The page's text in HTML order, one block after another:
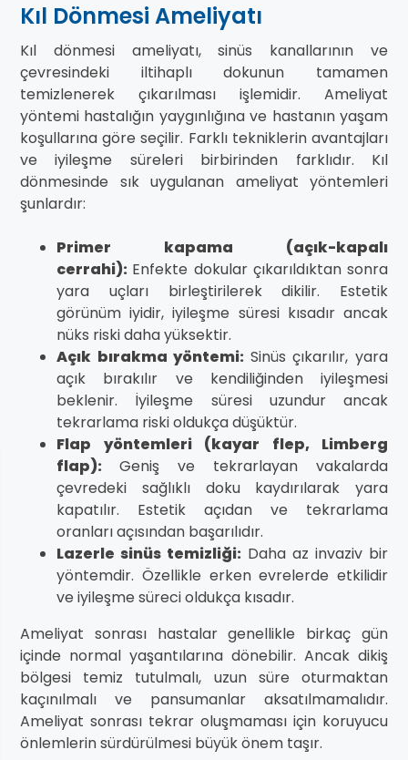
Kıl Dönmesi Ameliyatı
Kıl dönmesi ameliyatı, sinüs kanallarının ve
çevresindeki iltihaplı dokunun tamamen
temizlenerek çıkarılması işlemidir. Ameliyat
yöntemi hastalığın yaygınlığına ve hastanın yaşam
koşullarına göre seçilir. Farklı tekniklerin avantajları
ve iyileşme süreleri birbirinden farklıdır. Kıl
dönmesinde sık uygulanan ameliyat yöntemleri
şunlardır:
Primer kapama (açık-kapalı
cerrahi): Enfekte dokular çıkarıldıktan sonra
yara uçları birleştirilerek dikilir. Estetik
görünüm iyidir, iyileşme süresi kısadır ancak
nüks riski daha yüksektir.
Açık bırakma yöntemi: Sinüs çıkarılır, yara
açık bırakılır ve kendiliğinden iyileşmesi
beklenir. İyileşme süresi uzundur ancak
tekrarlama riski oldukça düşüktür.
Flap yöntemleri (kayar flep, Limberg
flap): Geniş ve tekrarlayan vakalarda
çevredeki sağlıklı doku kaydırılarak yara
kapatılır. Estetik açıdan ve tekrarlama
oranları açısından başarılıdır.
Lazerle sinüs temizliği: Daha az invaziv bir
yöntemdir. Özellikle erken evrelerde etkilidir
ve iyileşme süreci oldukça kısadır.
Ameliyat sonrası hastalar genellikle birkaç gün
içinde normal yaşantılarına dönebilir. Ancak dikiş
bölgesi temiz tutulmalı, uzun süre oturmaktan
kaçınılmalı ve pansumanlar aksatılmamalıdır.
Ameliyat sonrası tekrar oluşmaması için koruyucu
önlemlerin sürdürülmesi büyük önem taşır.